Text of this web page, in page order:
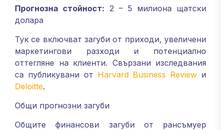
Прогнозна стойност: 2 – 5 милиона щатски
долара
Тук се включват загуби от приходи, увеличени
маркетингови разходи и потенциално
оттегляне на клиенти. Свързани изследвания
са публикувани от Harvard Business Review и
Deloitte.
Общи прогнозни загуби
Общите финансови загуби от рансъмуер